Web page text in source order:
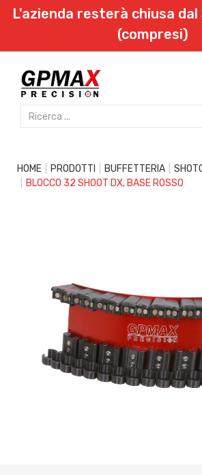
L'azienda resterà chiusa dal
(compresi)
HOME PRODOTTI BUFFETTERIA
BLOCCO 32 SHOOT DX, BASE ROSSO